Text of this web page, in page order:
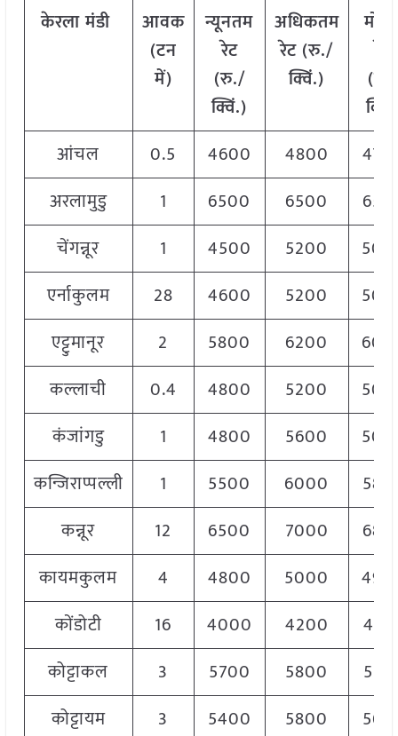
केरलामंडी
आवक
(टन
में)
न्यूनतम
रेट
(रु./
क्विं.)
अधिकतम
रेट (रु./
क्विं.)
(
क्विं
आंचल
0.5 4600 4800
अरलामुडु
1 6500 6500
चेंगन्नूर
1 4500 5200
एर्नाकुलम
28 4600 5200
एट्टुमानूर
2 5800 6200
कल्लाची
0.4 4800 5200
कंजांगडु
1 4800 5600
कन्जिराप्पल्ली
1 5500 6000
कन्नूर
12 6500 7000
कायमकुलम
4 4800 5000
कोंडोटी
16 4000 4200
कोट्टाकल
3 5700 5800
कोट्टायम
3 5400 5800